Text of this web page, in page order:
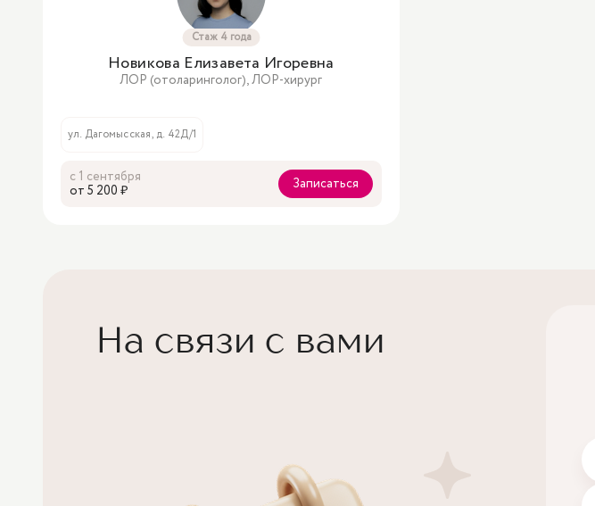
Стаж 4 года
Новикова Елизавета Игоревна
ЛОР (отоларинголог), ЛОР-хирург
ул. Дагомысская, д. 42Д/1
с 1 сентября
oт 5 200 ₽
Записаться
На связи с вами